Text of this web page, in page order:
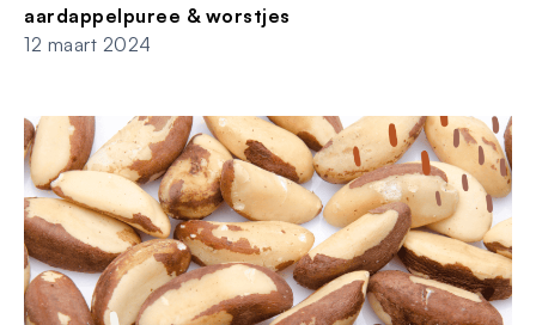
aardappelpuree & worstjes
12 maart 2024